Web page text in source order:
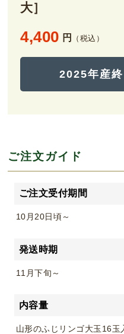
大］
4,400 円 （税込）
2025年産
ご注文ガイド
ご注文受付期間
10月20日頃～
発送時期
11月下旬～
内容量
山形のふじリンゴ大玉16玉